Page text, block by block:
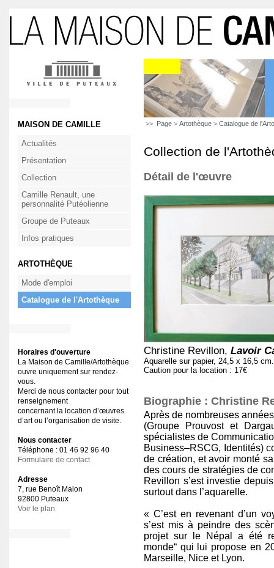
MAISON DE CAMILLE
Actualités
Présentation
Collection
Camille Renault, une
personnalité Putéolienne
Groupe de Puteaux
Infos pratiques
ARTOTHÈQUE
Mode d'emploi
Catalogue de l'Artothèque
Horaires d'ouverture
La Maison de Camille/Artothèque
ouvre uniquement sur rendez-
vous.
Merci de nous contacter pour tout
renseignement
concernant la location d’œuvres
d’art ou l’organisation de visite.
Nous contacter
Téléphone : 01 46 92 96 40
Formulaire de contact
Adresse
7, rue Benoît Malon
92800 Puteaux
Voir le plan
>> Page > Artothèque > Catalogue de
Collection de
Détail de l'œuvre
Christine Revillon, Lavoir
Aquarelle sur papier, 24,5 x 16,5 cm.
Caution pour la location : 17€
Biographie : Christine
Après de nombreuses
(Groupe Prouvost et
spécialistes de
Business–RSCG, Identités)
de création, et avoir monté
des cours de stratégies de
Revillon s’est investie
surtout dans l’aquarelle.
« C’est en revenant d’un
s’est mis à peindre des
projet sur le Népal a été
monde“ qui lui propose en
Marseille, Nice et Lyon.